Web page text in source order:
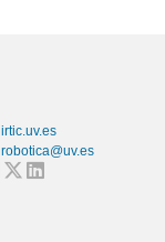
irtic.uv.es
robotica@uv.es